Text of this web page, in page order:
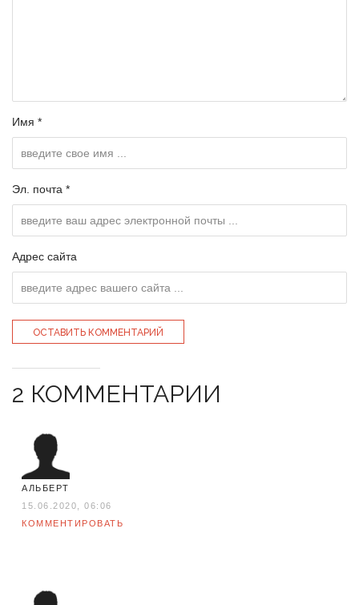
Имя *
Эл. почта *
Адрес сайта
2 КОММЕНТАРИИ
АЛЬБЕРТ
15.06.2020, 06:06
КОММЕНТИРОВАТЬ